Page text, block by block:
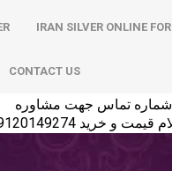
IRAN SILVER ONLINE
CONTACT US
و خرید 09120149274